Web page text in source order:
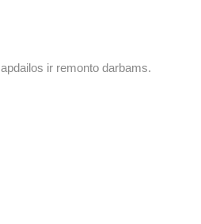
ir remonto darbams.